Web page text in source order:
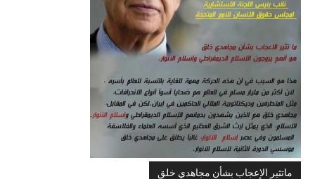
ماتثير الإعجاب بشأن مجاهدي خلق